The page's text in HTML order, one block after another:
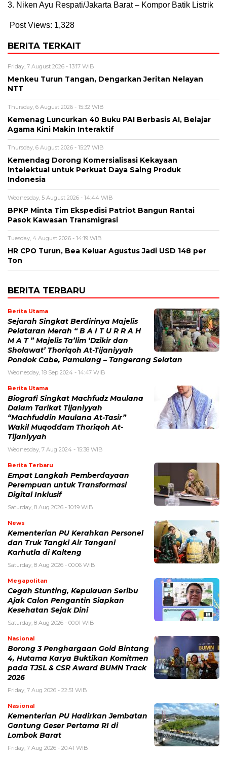
3. Niken Ayu Respati/Jakarta Barat – Kompor Batik Listrik
Post Views: 1,328
BERITA TERKAIT
Friday, 7 August 2026 - 13:17 WIB
Menkeu Turun Tangan, Dengarkan Jeritan Nelayan
NTT
Thursday, 6 August 2026 - 15:32 WIB
Kemenag Luncurkan 40 Buku PAI Berbasis AI, Belajar
Agama Kini Makin Interaktif
Thursday, 6 August 2026 - 15:27 WIB
Kemendag Dorong Komersialisasi Kekayaan
Intelektual untuk Perkuat Daya Saing Produk
Indonesia
Wednesday, 5 August 2026 - 14:44 WIB
BPKP Minta Tim Ekspedisi Patriot Bangun Rantai
Pasok Kawasan Transmigrasi
Tuesday, 4 August 2026 - 14:19 WIB
HR CPO Turun, Bea Keluar Agustus Jadi USD 148 per
Ton
BERITA TERBARU
Berita Utama
Sejarah Singkat Berdirinya Majelis
Pelataran Merah “ B A I T U R R A H
M A T ” Majelis Ta’lim ‘Dzikir dan
Sholawat’ Thoriqoh At-Tijaniyyah
Pondok Cabe, Pamulang – Tangerang Selatan
Wednesday, 18 Sep 2024 - 14:47 WIB
Berita Utama
Biografi Singkat Machfudz Maulana
Dalam Tarikat Tijaniyyah
“Machfuddin Maulana At-Tasir”
Wakil Muqoddam Thoriqoh At-
Tijaniyyah
Wednesday, 7 Aug 2024 - 15:38 WIB
Berita Terbaru
Empat Langkah Pemberdayaan
Perempuan untuk Transformasi
Digital Inklusif
Saturday, 8 Aug 2026 - 10:19 WIB
News
Kementerian PU Kerahkan Personel
dan Truk Tangki Air Tangani
Karhutla di Kalteng
Saturday, 8 Aug 2026 - 00:06 WIB
Megapolitan
Cegah Stunting, Kepulauan Seribu
Ajak Calon Pengantin Siapkan
Kesehatan Sejak Dini
Saturday, 8 Aug 2026 - 00:01 WIB
Nasional
Borong 3 Penghargaan Gold Bintang
4, Hutama Karya Buktikan Komitmen
pada TJSL & CSR Award BUMN Track
2026
Friday, 7 Aug 2026 - 22:51 WIB
Nasional
Kementerian PU Hadirkan Jembatan
Gantung Geser Pertama RI di
Lombok Barat
Friday, 7 Aug 2026 - 20:41 WIB